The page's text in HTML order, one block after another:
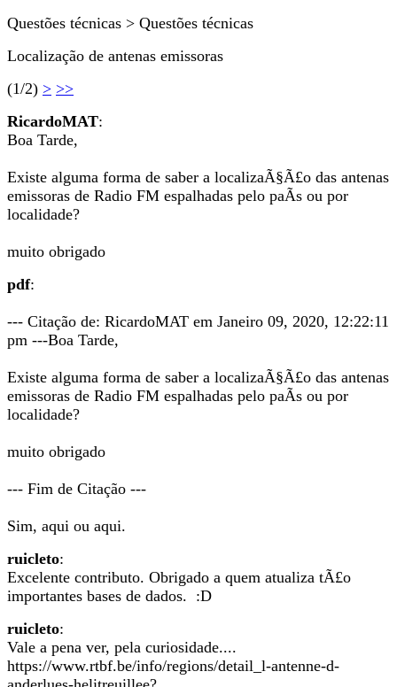
Questões técnicas > Questões técnicas
Localização de antenas emissoras
(1/2) > >>
RicardoMAT:
Boa Tarde,
Existe alguma forma de saber a localizaÃ§Ã£o das antenas
emissoras de Radio FM espalhadas pelo paÃ­s ou por
localidade?
muito obrigado
pdf:
--- Citação de: RicardoMAT em Janeiro 09, 2020, 12:22:11
pm ---Boa Tarde,
Existe alguma forma de saber a localizaÃ§Ã£o das antenas
emissoras de Radio FM espalhadas pelo paÃ­s ou por
localidade?
muito obrigado
--- Fim de Citação ---
Sim, aqui ou aqui.
ruicleto:
Excelente contributo. Obrigado a quem atualiza tÃ£o
importantes bases de dados. :D
ruicleto:
Vale a pena ver, pela curiosidade....
https://www.rtbf.be/info/regions/detail_l-antenne-d-